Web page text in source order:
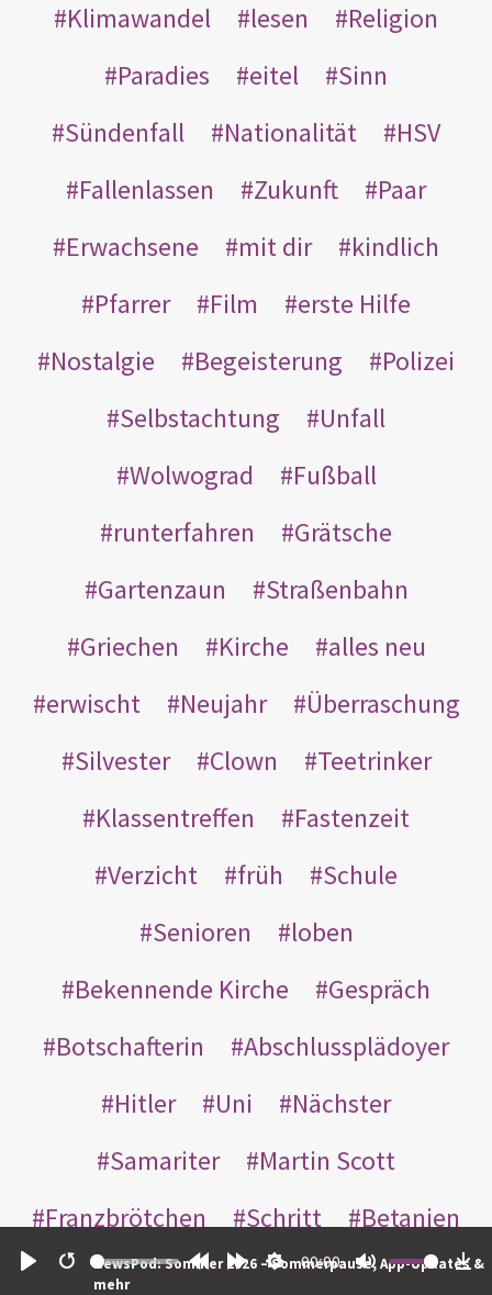
Restart
00:00
NewsPod: Sommer 2026 – Sommerpause, App-Updates &
mehr
Klimawandel
lesen
Religion
Paradies
eitel
Sinn
Sündenfall
Nationalität
HSV
Fallenlassen
Zukunft
Paar
Erwachsene
mit dir
kindlich
Pfarrer
Film
erste Hilfe
Nostalgie
Begeisterung
Polizei
Selbstachtung
Unfall
Wolwograd
Fußball
runterfahren
Grätsche
Gartenzaun
Straßenbahn
Griechen
Kirche
alles neu
erwischt
Neujahr
Überraschung
Silvester
Clown
Teetrinker
Klassentreffen
Fastenzeit
Verzicht
früh
Schule
Senioren
loben
Bekennende Kirche
Gespräch
Botschafterin
Abschlussplädoyer
Hitler
Uni
Nächster
Samariter
Martin Scott
Franzbrötchen
Schritt
Betanien
sorry
geboren unfruchtbar